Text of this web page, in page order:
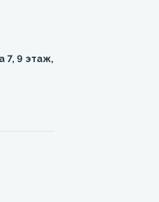
7, 9 этаж,